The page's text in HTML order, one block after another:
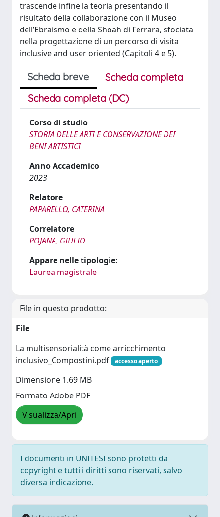
trascende infine la teoria presentando il
risultato della collaborazione con il Museo
dell’Ebraismo e della Shoah di Ferrara, sfociata
nella progettazione di un percorso di visita
inclusive and user oriented (Capitoli 4 e 5).
Scheda breve
Scheda completa
Scheda completa (DC)
Corso di studio
STORIA DELLE ARTI E CONSERVAZIONE DEI
BENI ARTISTICI
Anno Accademico
2023
Relatore
PAPARELLO, CATERINA
Correlatore
POJANA, GIULIO
Appare nelle tipologie:
Laurea magistrale
File in questo prodotto:
File
La multisensorialità come arricchimento
inclusivo_Compostini.pdf
accesso aperto
Dimensione 1.69 MB
Formato Adobe PDF
Visualizza/Apri
I documenti in UNITESI sono protetti da
copyright e tutti i diritti sono riservati, salvo
diversa indicazione.